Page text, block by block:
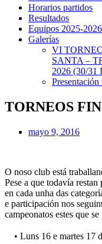
Horarios partidos
Resultados
Equipos 2025-2026
Galerías
VI
SANTA –
2026 (30/
TORNEOS
mayo 9, 2016
O noso club está
Pese a que todavía
en cada unha das
e participación nos
campeonatos estes que
• Luns 16 e martes 17